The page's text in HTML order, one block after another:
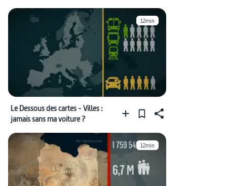
12min
Le Dessous des cartes - Villes :
jamais sans ma voiture ?
12min